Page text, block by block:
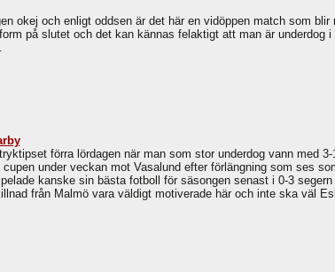
okej och enligt oddsen är det här en vidöppen match som
på slutet och det kan kännas felaktigt att man är
förra lördagen när man som stor underdog vann med
under veckan mot Vasalund efter förlängning som ses
kanske sin bästa fotboll för säsongen senast i 0-3
från Malmö vara väldigt motiverade här och inte ska väl